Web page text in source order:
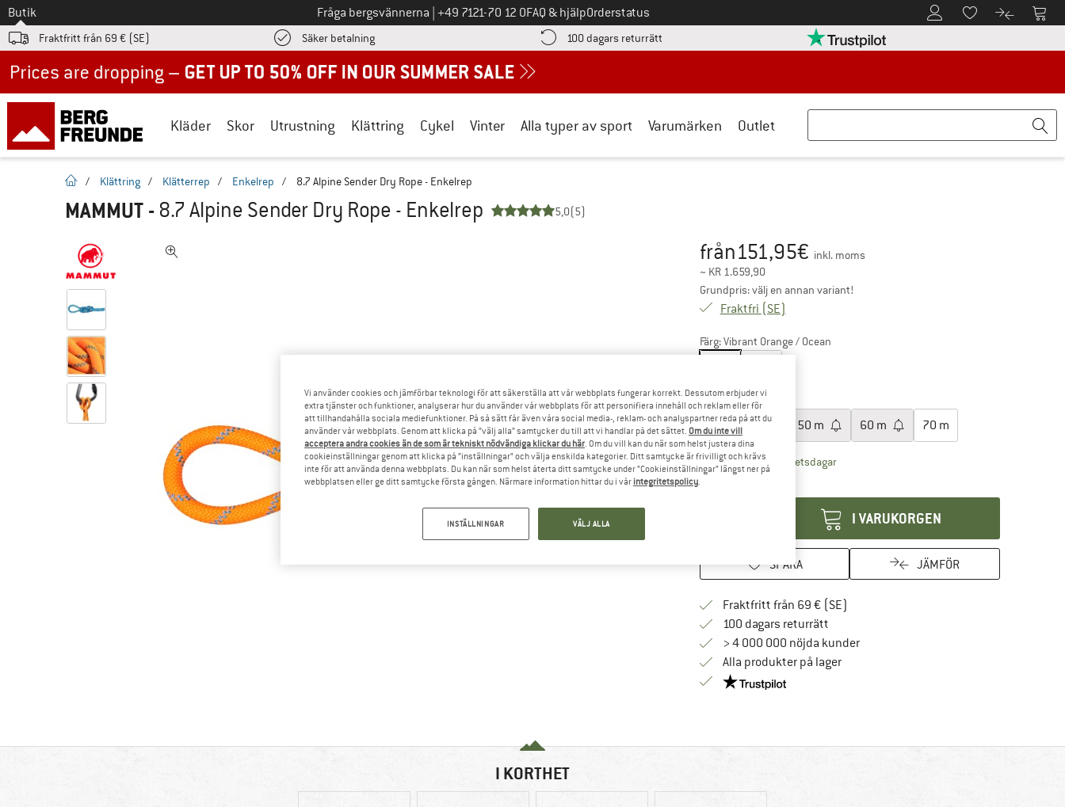
Till
Butik Fråga bergsvännerna Ring oss på
+49 7121-70 12 0FAQ & hjälpOrderstatus Till kundkontotTill minneslistan.
Till Till
Fraktfritt från 69 € (SE) Säker betalningHitta betalningsinformationen här! Öppnas i en inforuta
100 dagars returrätt Gå till returpolicyn här Öppnas i en inforuta Trust Pilot-garanti - hitta all
Kläder Skor Utrustning Klättring Cykel Vinter Alla typer av sport Varumärken Outlet
Hemsida
/ Klättring / Klätterrep / Enkelrep / 8.7 Alpine Sender Dry Rope - Enkelrep
MAMMUT - 8.7 Alpine Sender Dry Rope - Enkelrep 5,0(5)
Pris:
från151,95€ inkl. moms
~ KR 1.659,90
Grundpris: välj en annan variant!
Fraktfri (SE)
Färg:Vibrant Orange / Ocean
Välj en storlek:
30 m 40 m 50 m 60 m 70 m
Leveranstid: 4-5 arbetsdagarLänken öppnas i en inforuta och innehåller
Mängd:
I VARUKORGEN
SPARA JÄMFÖR
Fraktfritt från 69 € (SE)
100 dagars returrättGå till returpolicyn här Öppnas i en inforuta
> 4 000 000 nöjda kunder
Alla produkter på lager
Trust Pilot-garanti - hitta all information här!
I KORTHET
Vi använder cookies och jämförbar teknologi för att säkerställa att vår webbplats fungerar korrekt. Dessutom erbjuder vi
extra tjänster och funktioner, analyserar hur du använder vår webbplats för att personifiera innehåll och reklam eller för
att tillhandahålla sociala mediefunktioner. På så sätt får även våra social media-, reklam- och analyspartner reda på att du
använder vår webbplats. Genom att klicka på ”välj alla” samtycker du till att vi handlar på det sättet. Om du inte vill
acceptera andra cookies än de som är tekniskt nödvändiga klickar du här. Om du vill kan du när som helst justera dina
cookieinställningar genom att klicka på ”inställningar” och välja enskilda kategorier. Ditt samtycke är frivilligt och krävs
inte för att använda denna webbplats. Du kan när som helst återta ditt samtycke under ”Cookieinställningar” längst ner på
webbplatsen eller ge ditt samtycke första gången. Närmare information hittar du i vår integritetspolicy.
INSTÄLLNINGAR VÄLJ ALLA